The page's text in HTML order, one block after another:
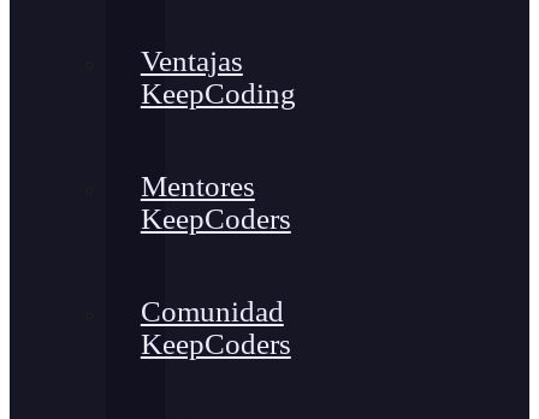
Ventajas
KeepCoding
Mentores
KeepCoders
Comunidad
KeepCoders